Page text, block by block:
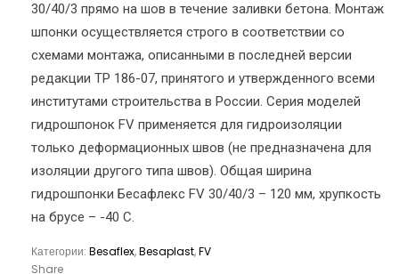
30/40/3 прямо на шов в течение заливки бетона. Монтаж
шпонки осуществляется строго в соответствии со
схемами монтажа, описанными в последней версии
редакции ТР 186-07, принятого и утвержденного всеми
институтами строительства в России. Серия моделей
гидрошпонок FV применяется для гидроизоляции
только деформационных швов (не предназначена для
изоляции другого типа швов). Общая ширина
гидрошпонки Бесафлекс FV 30/40/3 – 120 мм, хрупкость
на брусе – -40 С.
Категории: Besaflex,Besaplast,FV
Share